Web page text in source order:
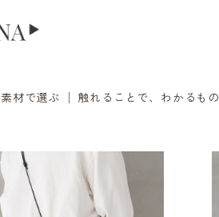
素材で選ぶ │ 触れることで、わかるもの